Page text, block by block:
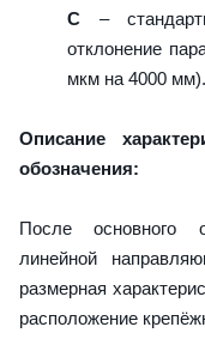
C –
отклонение
мкм на 4000 мм).
Описание
обозначения:
После основного
линейной
размерная
расположение